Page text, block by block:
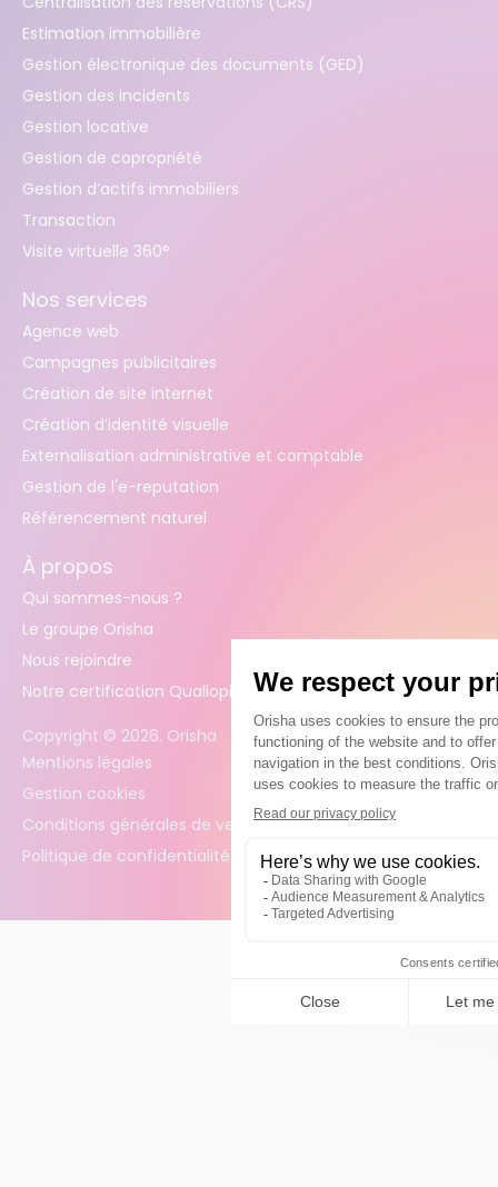
Estimation immobilière
Gestion électronique des documents (GED)
Gestion des incidents
Gestion locative
Gestion de copropriété
Gestion d’actifs immobiliers
Transaction
Visite virtuelle 360°
Nos services
Agence web
Campagnes publicitaires
Création de site internet
Création d’identité visuelle
Externalisation administrative et comptable
Gestion de l'e-reputation
Référencement naturel
À propos
Qui sommes-nous ?
Le groupe Orisha
Nous rejoindre
Notre certification Qualiopi
Copyright © 2026. Orisha
Mentions légales
Gestion cookies
Conditions générales de vente
Politique de confidentialité des données